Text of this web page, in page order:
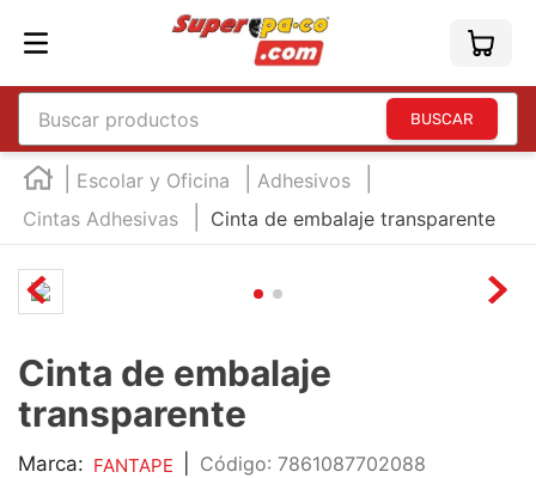
Buscar productos
Escolar y Oficina
Adhesivos
Cintas Adhesivas
Cinta de embalaje transparente
Cinta de embalaje
transparente
Marca: FANTAPE : 7861087702088
TÉRMINOS MÁS BUSCADOS
england
2.
marcador e300
3
5.
mouse
6.
marcadores
7.
audifonos